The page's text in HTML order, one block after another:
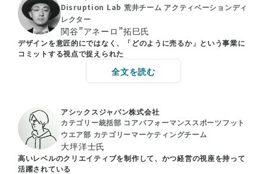
Disruption Lab 荒井チーム アクティベーションディ
レクター
関谷”アネーロ”拓巳氏
デザインを意匠的にではなく、「どのように売るか」という事業に
コミットする視点で捉えられた
全文を読む
アシックスジャパン株式会社
カテゴリー統括部 コアパフォーマンススポーツフット
ウエア部 カテゴリーマーケティングチーム
大坪洋士氏
高いレベルのクリエイティブを制作して、かつ経営の視座を持って
活躍されている